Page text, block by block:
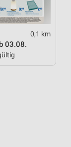
0,1 km
03.08.